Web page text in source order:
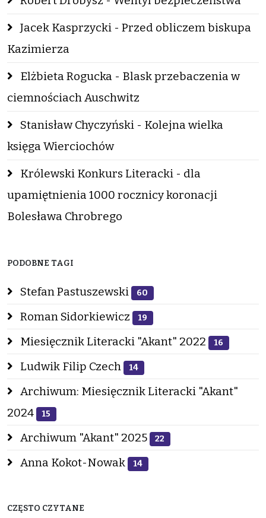
Jacek Kasprzycki - Przed obliczem biskupa
Kazimierza
Elżbieta Rogucka - Blask przebaczenia w
ciemnościach Auschwitz
Stanisław Chyczyński - Kolejna wielka
księga Wierciochów
Królewski Konkurs Literacki - dla
upamiętnienia 1000 rocznicy koronacji
Bolesława Chrobrego
PODOBNE TAGI
Stefan Pastuszewski 60
Roman Sidorkiewicz 19
Miesięcznik Literacki "Akant" 2022 16
Ludwik Filip Czech 14
Archiwum: Miesięcznik Literacki "Akant"
2024
15
Archiwum "Akant" 2025 22
Anna Kokot-Nowak 14
CZĘSTO CZYTANE